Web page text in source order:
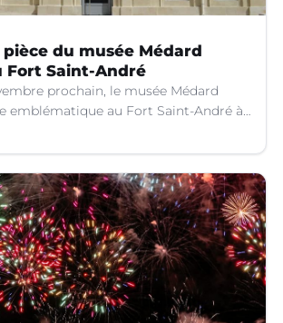
du musée Médard
Fort Saint-André
prochain, le musée Médard
emblématique au Fort Saint-André à
(Gard).